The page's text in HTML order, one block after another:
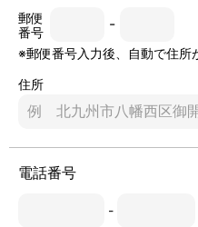
郵便
番号
-
※郵便番号入力後、自動で住所
住所
電話番号
-